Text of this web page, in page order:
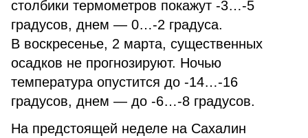
столбики термометров покажут -3…-5
градусов, днем — 0…-2 градуса.
В воскресенье, 2 марта, существенных
осадков не прогнозируют. Ночью
температура опустится до -14…-16
градусов, днем — до -6…-8 градусов.
На предстоящей неделе на Сахалин